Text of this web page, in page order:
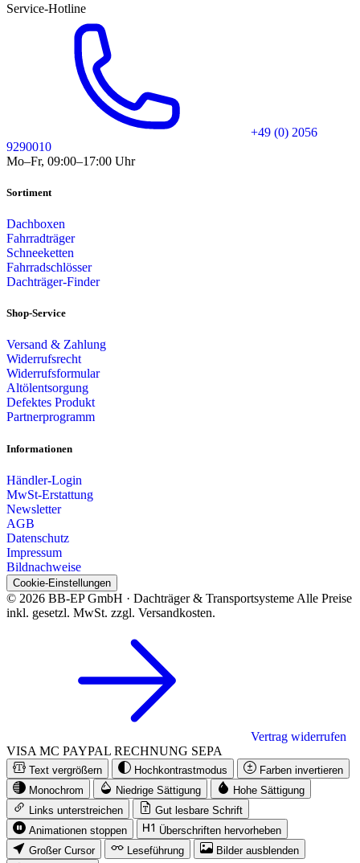
Service-Hotline
+49 (0) 2056
9290010
Mo–Fr, 09:00–17:00 Uhr
Sortiment
Dachboxen
Fahrradträger
Schneeketten
Fahrradschlösser
Dachträger-Finder
Shop-Service
Versand & Zahlung
Widerrufsrecht
Widerrufsformular
Altölentsorgung
Defektes Produkt
Partnerprogramm
Informationen
Händler-Login
MwSt-Erstattung
Newsletter
AGB
Datenschutz
Impressum
Bildnachweise
Cookie-Einstellungen
© 2026 BB-EP GmbH · Dachträger & Transportsysteme Alle Preise
inkl. gesetzl. MwSt. zzgl. Versandkosten.
Vertrag widerrufen
VISA MC PAYPAL RECHNUNG SEPA
Text vergrößern Hochkontrastmodus
Farben invertieren
Monochrom
Niedrige Sättigung
Hohe Sättigung
Links unterstreichen
Gut lesbare Schrift
Animationen stoppen
Überschriften hervorheben
Großer Cursor
Leseführung
Bilder ausblenden